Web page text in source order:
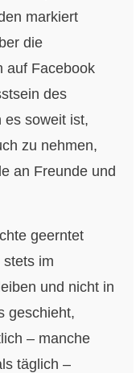
markiert
die
auf Facebook
des
es soweit ist,
zu nehmen,
an Freunde und
geerntet
im
und nicht in
geschieht,
– manche
täglich –